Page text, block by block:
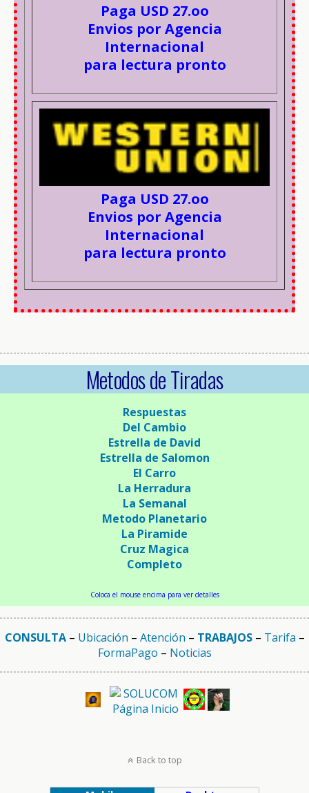
Paga USD 27.oo
Envios por Agencia
Internacional
para lectura pronto
Paga USD 27.oo
Envios por Agencia
Internacional
para lectura pronto
Metodos de Tiradas
Respuestas
Del Cambio
Estrella de David
Estrella de Salomon
El Carro
La Herradura
La Semanal
Metodo Planetario
La Piramide
Cruz Magica
Completo
Coloca el mouse encima para ver detalles
CONSULTA– Ubicación – Atención – TRABAJOS– Tarifa –
FormaPago – Noticias
Back to top